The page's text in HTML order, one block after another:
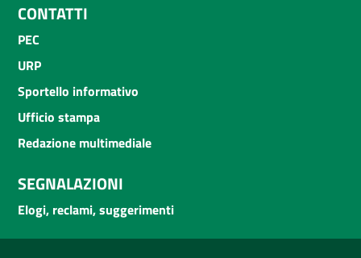
CONTATTI
PEC
URP
Sportello informativo
Ufficio stampa
Redazione multimediale
SEGNALAZIONI
Elogi, reclami, suggerimenti